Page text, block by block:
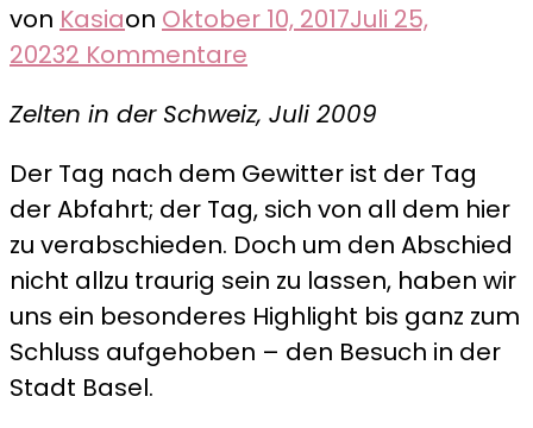
von Kasiaon Oktober 10, 2017Juli 25,
20232 Kommentare
–
Preise
zum
Ausrasten
Zelten in der Schweiz, Juli 2009
Der Tag nach dem Gewitter ist der Tag
der Abfahrt; der Tag, sich von all dem hier
zu verabschieden. Doch um den Abschied
nicht allzu traurig sein zu lassen, haben wir
uns ein besonderes Highlight bis ganz zum
Schluss aufgehoben – den Besuch in der
Stadt Basel.